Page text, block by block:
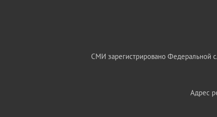
СМИ зарегистрировано Федеральной
Адрес